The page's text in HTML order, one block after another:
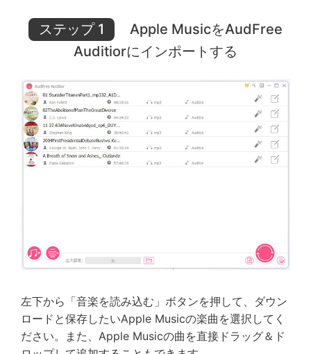
ステップ 1
Apple MusicをAudFree
Auditiorにインポートする
左下から「音楽を読み込む」ボタンを押して、ダウン
ロードと保存したいApple Musicの楽曲を選択してく
ださい。また、Apple Musicの曲を直接ドラッグ＆ド